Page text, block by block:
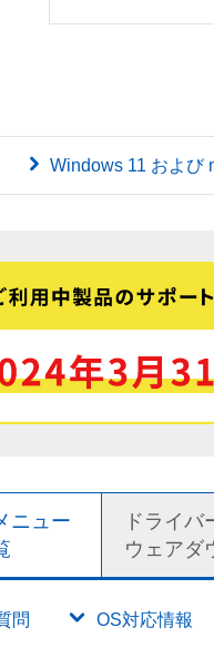
Windows 11 および
ニュー
ドライバ
ウェアダ
問 OS対応情報